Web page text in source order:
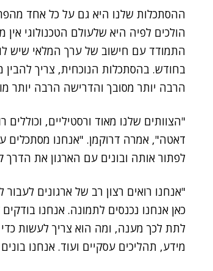
ההסתכלות שלנו היא גם על כל אחד
הולכים לפיה היא שלעולם הטכנולוגי
בחודש. בהסתכלות הנוכחית, צריך להבין
הרבה יותר מסובך והדרישה הרבה יותר
"הצוותים שלנו מאוד ורסטיליים,
דאטה", אמרה דרוקמן. "אנחנו מסתכלים
לפתור אותה ובונים עם הארגון את הדרך
לתת לכך מענה, ומה הוא צריך לעשות
מידע, תהליכים עסקיים ועוד. אנחנו